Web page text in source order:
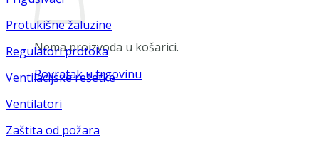
Nema proizvoda u košarici.
Povratak u trgovinu
Protukišne žaluzine
Regulatori protoka
Ventilacijske rešetke
Ventilatori
Zaštita od požara